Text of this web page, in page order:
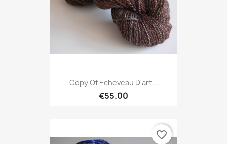
Copy Of Echeveau D'art...
€55.00
favorite_border